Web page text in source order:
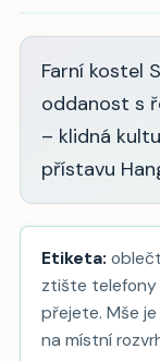
Farní kostel
oddanost s
– klidná
přístavu
Etiketa:
ztište telefony
přejete. Mše
na místní